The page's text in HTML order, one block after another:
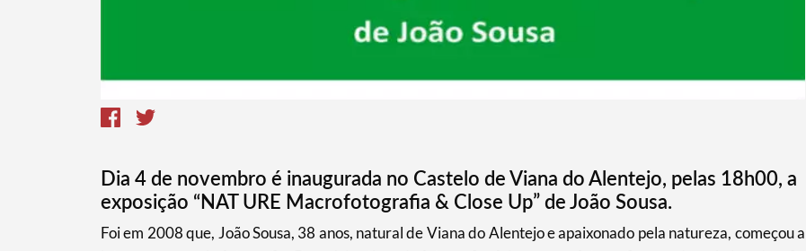
Dia 4 de novembro é inaugurada no Castelo de Viana do Alentejo, pelas 18h00, a
exposição “NAT URE Macrofotografia & Close Up” de João Sousa.
​Foi em 2008 que, João Sousa, 38 anos, natural de Viana do Alentejo e apaixonado pela natureza, começou a